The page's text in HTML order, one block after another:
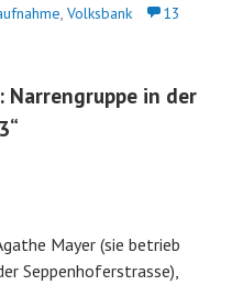
, Volksbank
13
Narrengruppe in der
“
Mayer (sie betrieb
Seppenhoferstrasse),